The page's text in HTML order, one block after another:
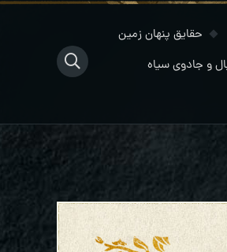
حقایق پنهان زمین
و جادوی سیاه